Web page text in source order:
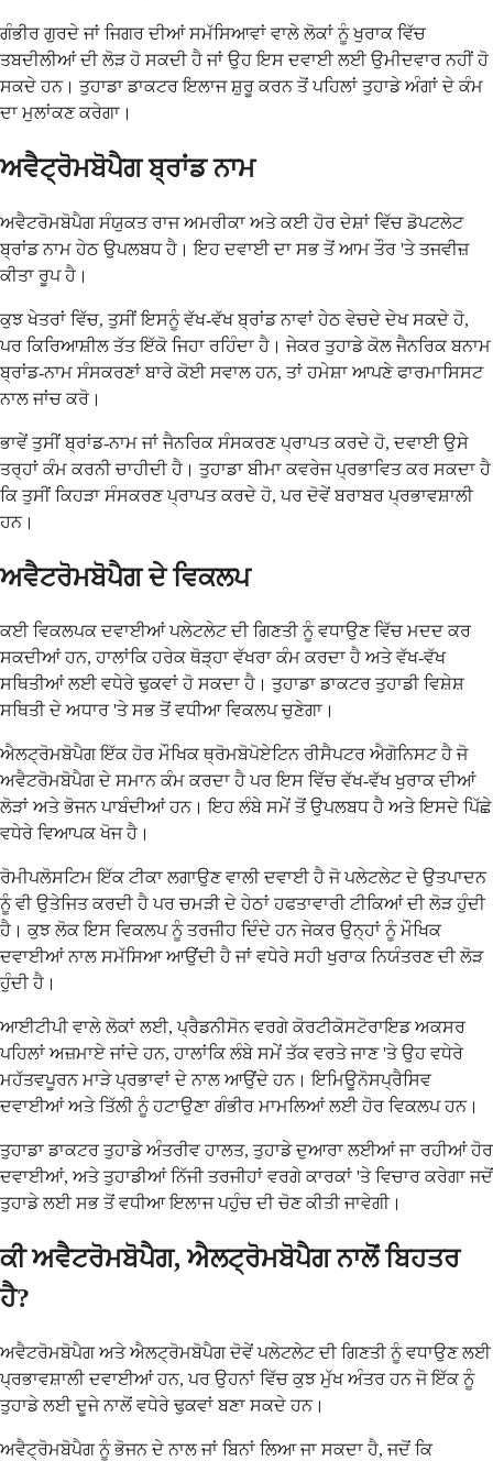
ਗੰਭੀਰ ਗੁਰਦੇ ਜਾਂ ਜਿਗਰ ਦੀਆਂ ਸਮੱਸਿਆਵਾਂ ਵਾਲੇ ਲੋਕਾਂ ਨੂੰ ਖੁਰਾਕ ਵਿੱਚ
ਤਬਦੀਲੀਆਂ ਦੀ ਲੋੜ ਹੋ ਸਕਦੀ ਹੈ ਜਾਂ ਉਹ ਇਸ ਦਵਾਈ ਲਈ ਉਮੀਦਵਾਰ ਨਹੀਂ ਹੋ
ਸਕਦੇ ਹਨ। ਤੁਹਾਡਾ ਡਾਕਟਰ ਇਲਾਜ ਸ਼ੁਰੂ ਕਰਨ ਤੋਂ ਪਹਿਲਾਂ ਤੁਹਾਡੇ ਅੰਗਾਂ ਦੇ ਕੰਮ
ਦਾ ਮੁਲਾਂਕਣ ਕਰੇਗਾ।
ਅਵੈਟ੍ਰੋਮਬੋਪੈਗ ਬ੍ਰਾਂਡ ਨਾਮ
ਅਵੈਟਰੋਮਬੋਪੈਗ ਸੰਯੁਕਤ ਰਾਜ ਅਮਰੀਕਾ ਅਤੇ ਕਈ ਹੋਰ ਦੇਸ਼ਾਂ ਵਿੱਚ ਡੋਪਟਲੇਟ
ਬ੍ਰਾਂਡ ਨਾਮ ਹੇਠ ਉਪਲਬਧ ਹੈ। ਇਹ ਦਵਾਈ ਦਾ ਸਭ ਤੋਂ ਆਮ ਤੌਰ 'ਤੇ ਤਜਵੀਜ਼
ਕੀਤਾ ਰੂਪ ਹੈ।
ਕੁਝ ਖੇਤਰਾਂ ਵਿੱਚ, ਤੁਸੀਂ ਇਸਨੂੰ ਵੱਖ-ਵੱਖ ਬ੍ਰਾਂਡ ਨਾਵਾਂ ਹੇਠ ਵੇਚਦੇ ਦੇਖ ਸਕਦੇ ਹੋ,
ਪਰ ਕਿਰਿਆਸ਼ੀਲ ਤੱਤ ਇੱਕੋ ਜਿਹਾ ਰਹਿੰਦਾ ਹੈ। ਜੇਕਰ ਤੁਹਾਡੇ ਕੋਲ ਜੈਨਰਿਕ ਬਨਾਮ
ਬ੍ਰਾਂਡ-ਨਾਮ ਸੰਸਕਰਣਾਂ ਬਾਰੇ ਕੋਈ ਸਵਾਲ ਹਨ, ਤਾਂ ਹਮੇਸ਼ਾ ਆਪਣੇ ਫਾਰਮਾਸਿਸਟ
ਨਾਲ ਜਾਂਚ ਕਰੋ।
ਭਾਵੇਂ ਤੁਸੀਂ ਬ੍ਰਾਂਡ-ਨਾਮ ਜਾਂ ਜੈਨਰਿਕ ਸੰਸਕਰਣ ਪ੍ਰਾਪਤ ਕਰਦੇ ਹੋ, ਦਵਾਈ ਉਸੇ
ਤਰ੍ਹਾਂ ਕੰਮ ਕਰਨੀ ਚਾਹੀਦੀ ਹੈ। ਤੁਹਾਡਾ ਬੀਮਾ ਕਵਰੇਜ ਪ੍ਰਭਾਵਿਤ ਕਰ ਸਕਦਾ ਹੈ
ਕਿ ਤੁਸੀਂ ਕਿਹੜਾ ਸੰਸਕਰਣ ਪ੍ਰਾਪਤ ਕਰਦੇ ਹੋ, ਪਰ ਦੋਵੇਂ ਬਰਾਬਰ ਪ੍ਰਭਾਵਸ਼ਾਲੀ
ਹਨ।
ਅਵੈਟਰੋਮਬੋਪੈਗ ਦੇ ਵਿਕਲਪ
ਕਈ ਵਿਕਲਪਕ ਦਵਾਈਆਂ ਪਲੇਟਲੇਟ ਦੀ ਗਿਣਤੀ ਨੂੰ ਵਧਾਉਣ ਵਿੱਚ ਮਦਦ ਕਰ
ਸਕਦੀਆਂ ਹਨ, ਹਾਲਾਂਕਿ ਹਰੇਕ ਥੋੜ੍ਹਾ ਵੱਖਰਾ ਕੰਮ ਕਰਦਾ ਹੈ ਅਤੇ ਵੱਖ-ਵੱਖ
ਸਥਿਤੀਆਂ ਲਈ ਵਧੇਰੇ ਢੁਕਵਾਂ ਹੋ ਸਕਦਾ ਹੈ। ਤੁਹਾਡਾ ਡਾਕਟਰ ਤੁਹਾਡੀ ਵਿਸ਼ੇਸ਼
ਸਥਿਤੀ ਦੇ ਅਧਾਰ 'ਤੇ ਸਭ ਤੋਂ ਵਧੀਆ ਵਿਕਲਪ ਚੁਣੇਗਾ।
ਐਲਟ੍ਰੋਮਬੋਪੈਗ ਇੱਕ ਹੋਰ ਮੌਖਿਕ ਥ੍ਰੋਮਬੋਪੋਏਟਿਨ ਰੀਸੈਪਟਰ ਐਗੋਨਿਸਟ ਹੈ ਜੋ
ਅਵੈਟਰੋਮਬੋਪੈਗ ਦੇ ਸਮਾਨ ਕੰਮ ਕਰਦਾ ਹੈ ਪਰ ਇਸ ਵਿੱਚ ਵੱਖ-ਵੱਖ ਖੁਰਾਕ ਦੀਆਂ
ਲੋੜਾਂ ਅਤੇ ਭੋਜਨ ਪਾਬੰਦੀਆਂ ਹਨ। ਇਹ ਲੰਬੇ ਸਮੇਂ ਤੋਂ ਉਪਲਬਧ ਹੈ ਅਤੇ ਇਸਦੇ ਪਿੱਛੇ
ਵਧੇਰੇ ਵਿਆਪਕ ਖੋਜ ਹੈ।
ਰੋਮੀਪਲੋਸਟਿਮ ਇੱਕ ਟੀਕਾ ਲਗਾਉਣ ਵਾਲੀ ਦਵਾਈ ਹੈ ਜੋ ਪਲੇਟਲੇਟ ਦੇ ਉਤਪਾਦਨ
ਨੂੰ ਵੀ ਉਤੇਜਿਤ ਕਰਦੀ ਹੈ ਪਰ ਚਮੜੀ ਦੇ ਹੇਠਾਂ ਹਫਤਾਵਾਰੀ ਟੀਕਿਆਂ ਦੀ ਲੋੜ ਹੁੰਦੀ
ਹੈ। ਕੁਝ ਲੋਕ ਇਸ ਵਿਕਲਪ ਨੂੰ ਤਰਜੀਹ ਦਿੰਦੇ ਹਨ ਜੇਕਰ ਉਨ੍ਹਾਂ ਨੂੰ ਮੌਖਿਕ
ਦਵਾਈਆਂ ਨਾਲ ਸਮੱਸਿਆ ਆਉਂਦੀ ਹੈ ਜਾਂ ਵਧੇਰੇ ਸਹੀ ਖੁਰਾਕ ਨਿਯੰਤਰਣ ਦੀ ਲੋੜ
ਹੁੰਦੀ ਹੈ।
ਆਈਟੀਪੀ ਵਾਲੇ ਲੋਕਾਂ ਲਈ, ਪ੍ਰੈਡਨੀਸੋਨ ਵਰਗੇ ਕੋਰਟੀਕੋਸਟੋਰਾਇਡ ਅਕਸਰ
ਪਹਿਲਾਂ ਅਜ਼ਮਾਏ ਜਾਂਦੇ ਹਨ, ਹਾਲਾਂਕਿ ਲੰਬੇ ਸਮੇਂ ਤੱਕ ਵਰਤੇ ਜਾਣ 'ਤੇ ਉਹ ਵਧੇਰੇ
ਮਹੱਤਵਪੂਰਨ ਮਾੜੇ ਪ੍ਰਭਾਵਾਂ ਦੇ ਨਾਲ ਆਉਂਦੇ ਹਨ। ਇਮਿਊਨੋਸਪ੍ਰੈਸਿਵ
ਦਵਾਈਆਂ ਅਤੇ ਤਿੱਲੀ ਨੂੰ ਹਟਾਉਣਾ ਗੰਭੀਰ ਮਾਮਲਿਆਂ ਲਈ ਹੋਰ ਵਿਕਲਪ ਹਨ।
ਤੁਹਾਡਾ ਡਾਕਟਰ ਤੁਹਾਡੇ ਅੰਤਰੀਵ ਹਾਲਤ, ਤੁਹਾਡੇ ਦੁਆਰਾ ਲਈਆਂ ਜਾ ਰਹੀਆਂ ਹੋਰ
ਦਵਾਈਆਂ, ਅਤੇ ਤੁਹਾਡੀਆਂ ਨਿੱਜੀ ਤਰਜੀਹਾਂ ਵਰਗੇ ਕਾਰਕਾਂ 'ਤੇ ਵਿਚਾਰ ਕਰੇਗਾ ਜਦੋਂ
ਤੁਹਾਡੇ ਲਈ ਸਭ ਤੋਂ ਵਧੀਆ ਇਲਾਜ ਪਹੁੰਚ ਦੀ ਚੋਣ ਕੀਤੀ ਜਾਵੇਗੀ।
ਕੀ ਅਵੈਟਰੋਮਬੋਪੈਗ, ਐਲਟ੍ਰੋਮਬੋਪੈਗ ਨਾਲੋਂ ਬਿਹਤਰ
ਹੈ?
ਅਵੈਟਰੋਮਬੋਪੈਗ ਅਤੇ ਐਲਟ੍ਰੋਮਬੋਪੈਗ ਦੋਵੇਂ ਪਲੇਟਲੇਟ ਦੀ ਗਿਣਤੀ ਨੂੰ ਵਧਾਉਣ ਲਈ
ਪ੍ਰਭਾਵਸ਼ਾਲੀ ਦਵਾਈਆਂ ਹਨ, ਪਰ ਉਹਨਾਂ ਵਿੱਚ ਕੁਝ ਮੁੱਖ ਅੰਤਰ ਹਨ ਜੋ ਇੱਕ ਨੂੰ
ਤੁਹਾਡੇ ਲਈ ਦੂਜੇ ਨਾਲੋਂ ਵਧੇਰੇ ਢੁਕਵਾਂ ਬਣਾ ਸਕਦੇ ਹਨ।
ਅਵੈਟ੍ਰੋਮਬੋਪੈਗ ਨੂੰ ਭੋਜਨ ਦੇ ਨਾਲ ਜਾਂ ਬਿਨਾਂ ਲਿਆ ਜਾ ਸਕਦਾ ਹੈ, ਜਦੋਂ ਕਿ